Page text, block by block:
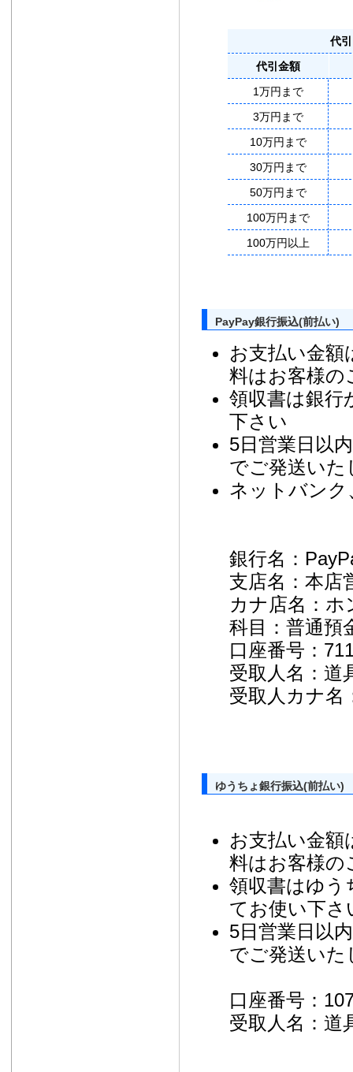
代
代引金額
1万円まで
3万円まで
10万円まで
30万円まで
50万円まで
100万円まで
100万円以上
PayPay銀行振込(前払い)
お支払い金額
料はお客様の
領収書は銀行
下さい
5日営業日以
でご発送いた
ネットバンク
銀行名：
支店名：本店
カナ店名：ホ
科目：普通預
口座番号：
受取人名：道
受取人カナ名
ゆうちょ銀行振込(前払い)
お支払い金額
料はお客様の
領収書はゆう
てお使い下さ
5日営業日以
でご発送いた
口座番号：
受取人名：道